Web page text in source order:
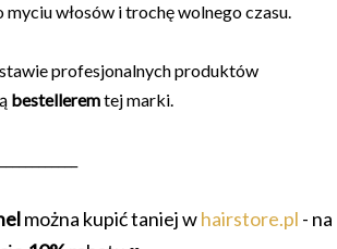
włosów i trochę wolnego czasu.
profesjonalnych produktów
bestelleremtej marki.
można kupić taniej whairstore.pl - na